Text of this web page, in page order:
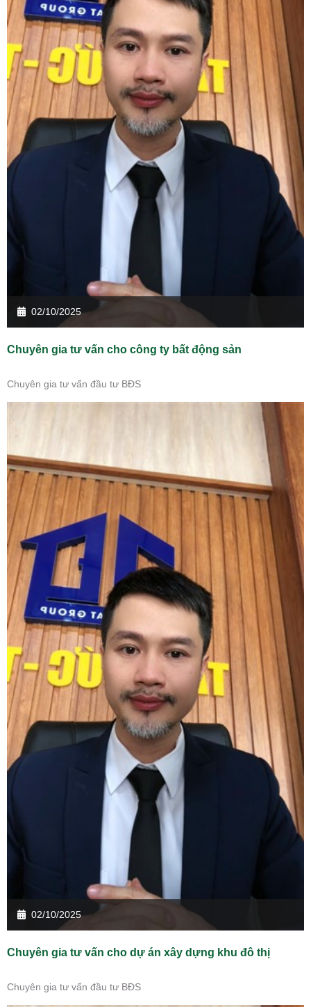
02/10/2025
Chuyên gia tư vấn cho công ty bất động sản
Chuyên gia tư vấn đầu tư BĐS
02/10/2025
Chuyên gia tư vấn cho dự án xây dựng khu đô thị
Chuyên gia tư vấn đầu tư BĐS